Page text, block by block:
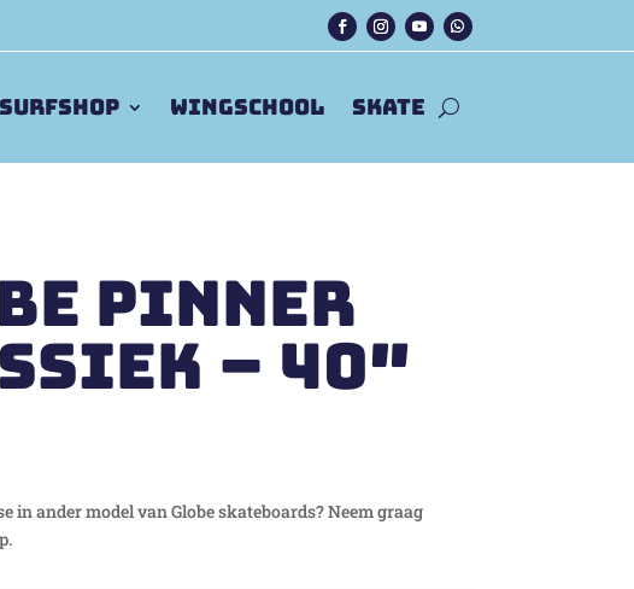
Surfshop Wingschool Skate
Pinner
– 40″
in ander model van Globe skateboards? Neem graag